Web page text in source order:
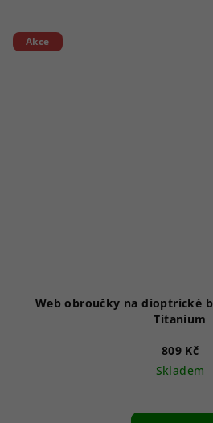
Akce
Web obroučky na dioptrické
Titanium
809 Kč
Skladem